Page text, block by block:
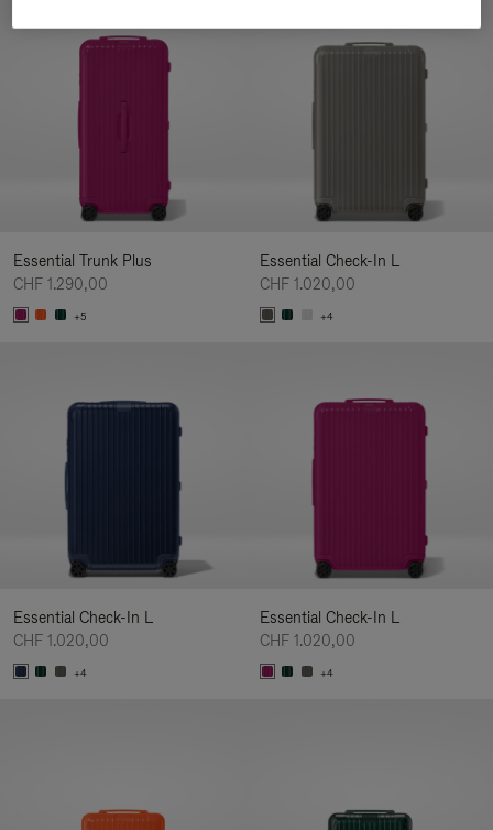
Essential Trunk Plus
CHF 1.290,00
+5
Essential Check-In L
CHF 1.020,00
+4
Essential Check-In L
CHF 1.020,00
+4
Essential Check-In L
CHF 1.020,00
+4